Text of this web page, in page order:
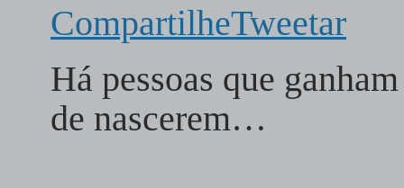
CompartilheTweetar
Há pessoas que
de nascerem…